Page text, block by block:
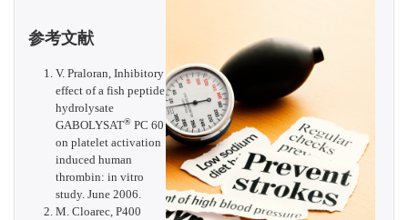
参考文献
V. Praloran, Inhibitory
effect of a fish peptide
hydrolysate
GABOLYSAT® PC 60
on platelet activation
induced human
thrombin: in vitro
study. June 2006.
M. Cloarec, P400